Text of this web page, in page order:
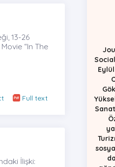
13-26
“In The
Full text
İlişki: